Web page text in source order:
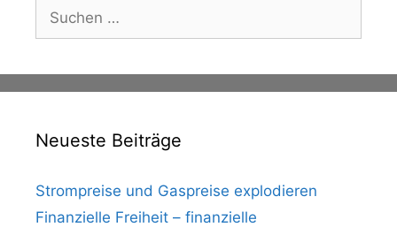
Suche
nach:
Neueste Beiträge
Strompreise und Gaspreise explodieren
Finanzielle Freiheit – finanzielle